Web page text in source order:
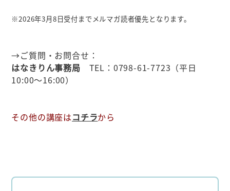
※2026年3月8日受付までメルマガ読者優先となります。
→ご質問・お問合せ：
はなきりん事務局 TEL：0798-61-7723（平日
10:00～16:00）
その他の講座はコチラから